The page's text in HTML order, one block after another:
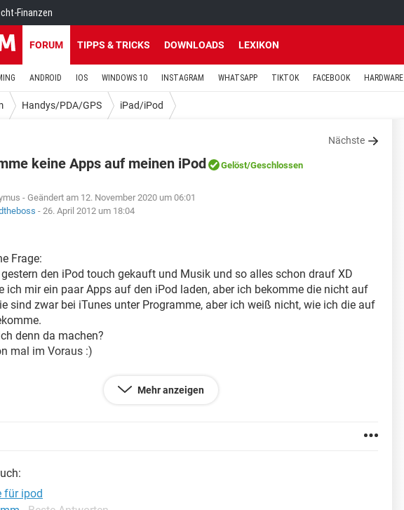
Finanzen
FORUM TIPPS & TRICKS DOWNLOADS LEXIKON
ANDROID IOS WINDOWS 10 INSTAGRAM WHATSAPP TIKTOK FACEBOOK HARDWARE
Handys/PDA/GPS iPad/iPod
Nächste
keine Apps auf meinen iPod Gelöst/Geschlossen
- Geändert am 12. November 2020 um 06:01
- 26. April 2012 um 18:04
Frage:
den iPod touch gekauft und Musik und so alles schon drauf XD
ich mir ein paar Apps auf den iPod laden, aber ich bekomme die nicht auf
sind zwar bei iTunes unter Programme, aber ich weiß nicht, wie ich die auf
denn da machen?
mal im Voraus :)
Mehr anzeigen
für ipod